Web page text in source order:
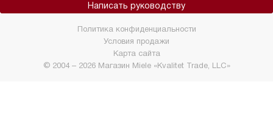
Написать руководству
© 2004 – 2026 Магазин Miele «Kvalitet Trade, LLC»
Политика конфиденциальности
Условия продажи
Карта сайта